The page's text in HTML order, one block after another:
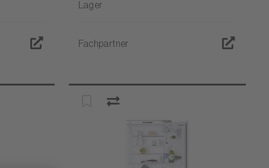
Lager
Fachpartner